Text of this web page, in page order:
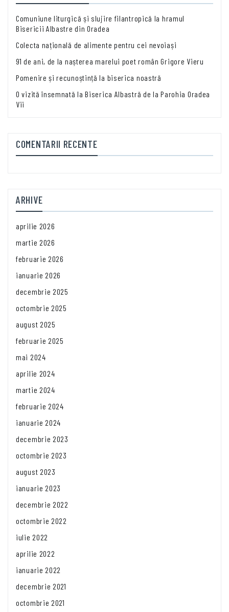
Comuniune liturgică și slujire filantropică la hramul
Bisericii Albastre din Oradea
Colecta națională de alimente pentru cei nevoiași
91 de ani, de la nașterea marelui poet român Grigore Vieru
Pomenire și recunoștință la biserica noastră
O vizită însemnată la Biserica Albastră de la Parohia Oradea
Vii
COMENTARII RECENTE
ARHIVE
aprilie 2026
martie 2026
februarie 2026
ianuarie 2026
decembrie 2025
octombrie 2025
august 2025
februarie 2025
mai 2024
aprilie 2024
martie 2024
februarie 2024
ianuarie 2024
decembrie 2023
octombrie 2023
august 2023
ianuarie 2023
decembrie 2022
octombrie 2022
iulie 2022
aprilie 2022
ianuarie 2022
decembrie 2021
octombrie 2021